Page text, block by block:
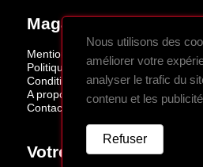
Magasins
Mentions légales
Politique de confidentialité
Conditions de vente
A propos
Contactez-nous
Votre Compte
Nous utilisons des
améliorer votre
analyser le trafic du
contenu et les
Refuser